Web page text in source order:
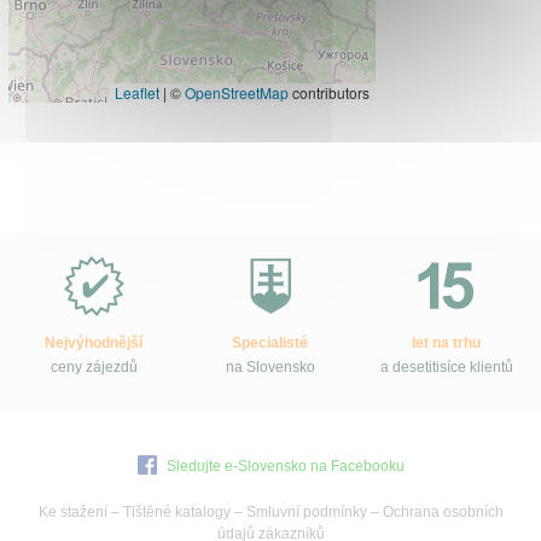
Leaflet | ©OpenStreetMapcontributors
Slovensko.cz?
Nejvýhodnější
ceny zájezdů
Specialisté
na Slovensko
let na trhu
a desetitisíce klientů
Sledujte e-Slovensko na Facebooku
Ke stažení – Tištěné katalogy– Smluvní podmínky– Ochrana osobních
údajů zákazníků